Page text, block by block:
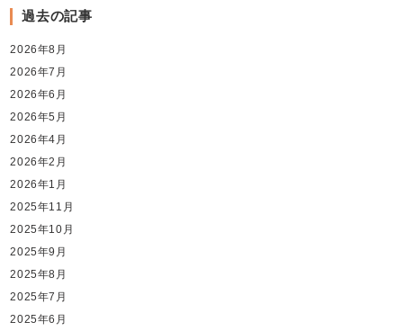
過去の記事
2026年8月
2026年7月
2026年6月
2026年5月
2026年4月
2026年2月
2026年1月
2025年11月
2025年10月
2025年9月
2025年8月
2025年7月
2025年6月